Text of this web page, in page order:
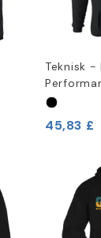
Teknisk -
45,83 £